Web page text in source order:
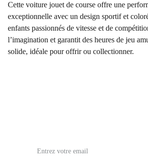
Cette voiture jouet de course offre une
exceptionnelle avec un design sportif et
enfants passionnés de vitesse et de
l’imagination et garantit des heures de jeu
solide, idéale pour offrir ou collectionner.